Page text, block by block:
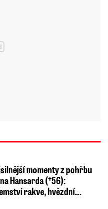
momenty z pohřbu
Hansarda (†56):
rakve, hvězdní…